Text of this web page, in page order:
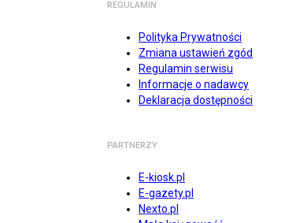
REGULAMIN
Polityka Prywatności
Zmiana ustawień zgód
Regulamin serwisu
Informacje o nadawcy
Deklaracja dostępności
PARTNERZY
E-kiosk.pl
E-gazety.pl
Nexto.pl